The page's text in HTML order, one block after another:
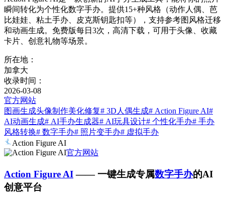
瞬间转化为个性化数字手办。提供15+种风格（动作人偶、芭
比娃娃、粘土手办、皮克斯钥匙扣等），支持参考图风格迁移
和动画生成。免费版每日3次，高清下载，可用于头像、收藏
卡片、创意礼物等场景。
所在地：
加拿大
收录时间：
2026-03-08
官方网站
图画生成头像制作美化修复# 3D人偶生成# Action Figure AI#
AI动画生成# AI手办生成器# AI玩具设计# 个性化手办# 手办
风格转换# 数字手办# 照片变手办# 虚拟手办
Action Figure AI
官方网站
Action Figure AI—— 一键生成专属数字手办的AI
创意平台